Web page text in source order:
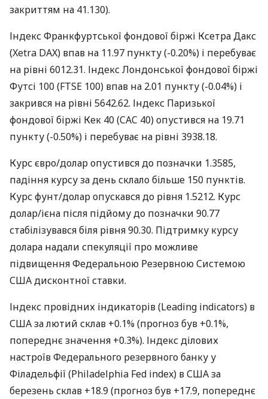
закриттям на 41.130).
Індекс Франкфуртської фондової біржі Ксетра Дакс
(Xetra DAX) впав на 11.97 пункту (-0.20%) і перебуває
на рівні 6012.31. Індекс Лондонської фондової біржі
Футсі 100 (FTSE 100) впав на 2.01 пункту (-0.04%) і
закрився на рівні 5642.62. Індекс Паризької
фондової біржі Кек 40 (CAC 40) опустився на 19.71
пункту (-0.50%) і перебуває на рівні 3938.18.
Курс євро/долар опустився до позначки 1.3585,
падіння курсу за день склало більше 150 пунктів.
Курс фунт/долар опускався до рівня 1.5212. Курс
долар/ієна після підйому до позначки 90.77
стабілізувався біля рівня 90.30. Підтримку курсу
долара надали спекуляції про можливе
підвищення Федеральною Резервною Системою
США дисконтної ставки.
Індекс провідних індикаторів (Leading indicators) в
США за лютий склав +0.1% (прогноз був +0.1%,
попереднє значення +0.3%). Індекс ділових
настроїв Федерального резервного банку у
Філадельфії (Philadelphia Fed index) в США за
березень склав +18.9 (прогноз був +17.9, попереднє